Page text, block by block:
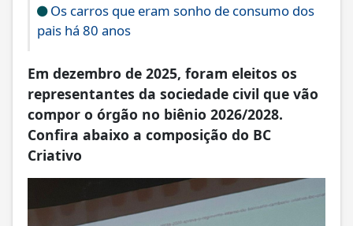
Os carros que eram sonho de consumo dos
pais há 80 anos
Em dezembro de 2025, foram eleitos os
representantes da sociedade civil que vão
compor o órgão no biênio 2026/2028.
Confira abaixo a composição do BC
Criativo